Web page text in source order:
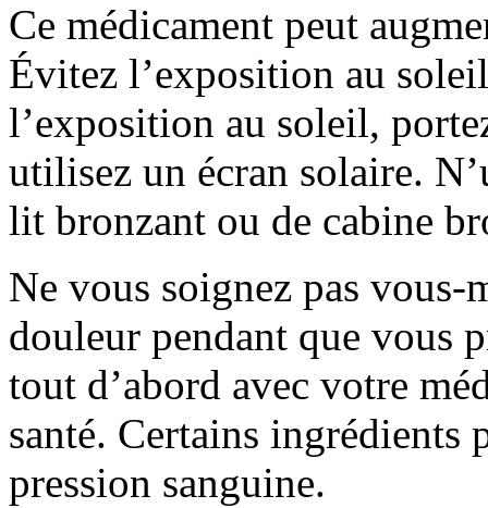
Ce médicament peut
Évitez l’exposition au
l’exposition au soleil,
utilisez un écran solaire.
lit bronzant ou de cabine
Ne vous soignez pas
douleur pendant que vous
tout d’abord avec votre
santé. Certains ingrédients
pression sanguine.